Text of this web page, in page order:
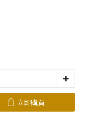
立即購買